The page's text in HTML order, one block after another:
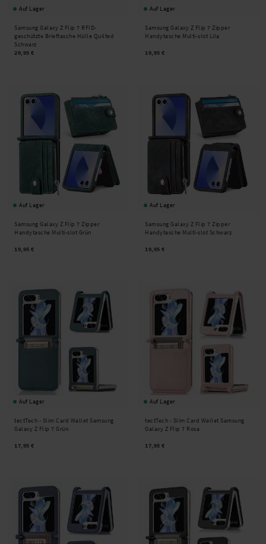
Auf Lager
Samsung Galaxy Z Flip 7 RFID-
geschützte Brieftasche Hülle Quilted
Schwarz
29,95 €
Auf Lager
Samsung Galaxy Z Flip 7 Zipper
Handytasche Multi-slot Lila
19,95 €
Auf Lager
Samsung Galaxy Z Flip 7 Zipper
Handytasche Multi-slot Grün
19,95 €
Auf Lager
Samsung Galaxy Z Flip 7 Zipper
Handytasche Multi-slot Schwarz
19,95 €
Auf Lager
tectTech - Slim Card Wallet Samsung
Galaxy Z Flip 7 Grün
17,95 €
Auf Lager
tectTech - Slim Card Wallet Samsung
Galaxy Z Flip 7 Rosa
17,95 €